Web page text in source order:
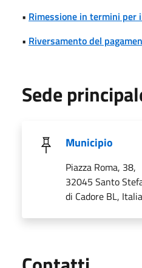
• Rimessione in termini
• Riversamento del
Sede
Municipio
Piazza Roma, 38,
32045 Santo
di Cadore BL, Italia